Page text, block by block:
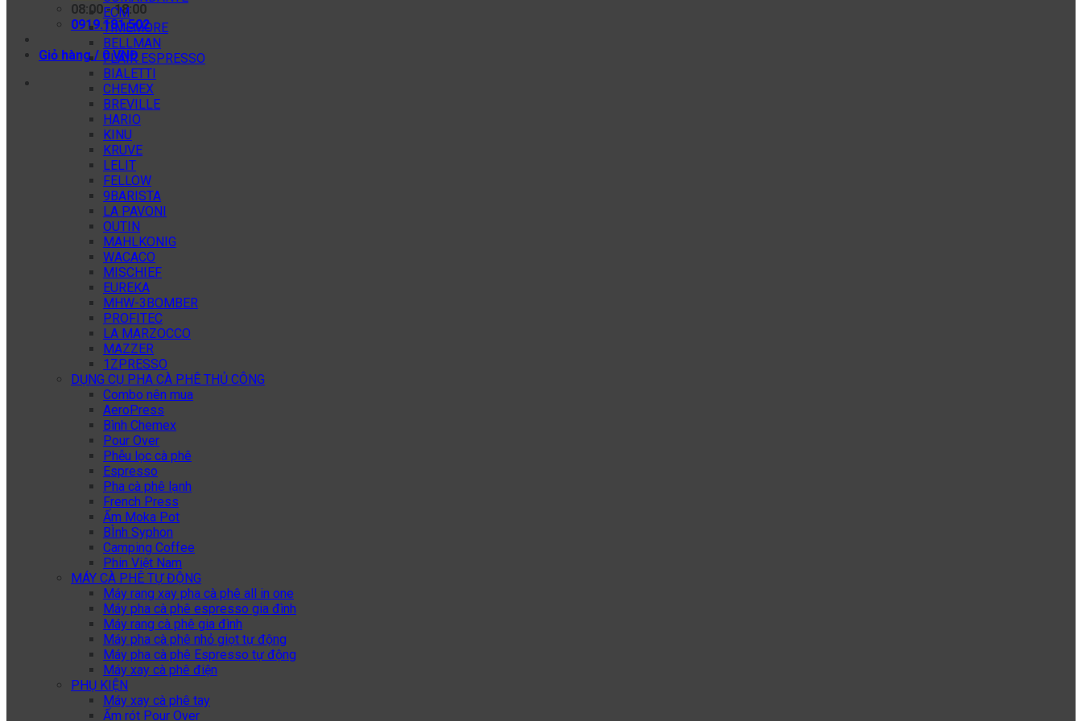
08:00 - 18:00
0919.181.502
Giỏ hàng / 0VNĐ
ECM
TIMEMORE
BELLMAN
FLAIR ESPRESSO
BIALETTI
CHEMEX
BREVILLE
HARIO
KINU
KRUVE
LELIT
FELLOW
9BARISTA
LA PAVONI
OUTIN
MAHLKONIG
WACACO
MISCHIEF
EUREKA
MHW-3BOMBER
PROFITEC
LA MARZOCCO
MAZZER
1ZPRESSO
DỤNG CỤ PHA CÀ PHÊ THỦ CÔNG
Combo nên mua
AeroPress
Bình Chemex
Pour Over
Phễu lọc cà phê
Espresso
Pha cà phê lạnh
French Press
Ấm Moka Pot
BÌnh Syphon
Camping Coffee
Phin Việt Nam
MÁY CÀ PHÊ TỰ ĐỘNG
Máy rang xay pha cà phê all in one
Máy pha cà phê espresso gia đình
Máy rang cà phê gia đình
Máy pha cà phê nhỏ giọt tự động
Máy pha cà phê Espresso tự động
Máy xay cà phê điện
PHỤ KIỆN
Máy xay cà phê tay
Ấm rót Pour Over